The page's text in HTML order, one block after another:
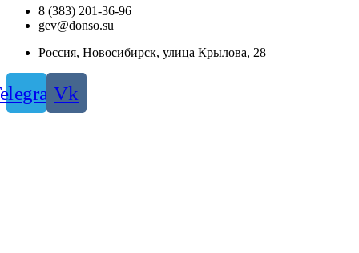
8 (383) 201-36-96
gev@donso.su
Россия, Новосибирск, улица Крылова, 28
Vk